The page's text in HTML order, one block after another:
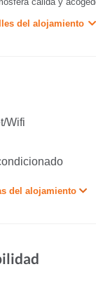
del alojamiento
Wifi
del alojamiento